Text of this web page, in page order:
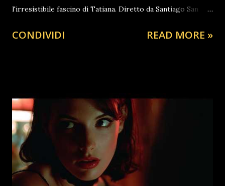
l'irresistibile fascino di Tatiana. Diretto da Santiago San
potere e del sacrificio in una narrazione che vanta un cast
internazionali di questo dramma passionale. Informazione
dal Vivo Non stop 24 ore su 24 🔔🇮🇹INTERVENTI
PUBBLICI DI ANTONIO BARBUTO PRESIDENTE OF
CIAORINO!CLUB PERUGIA | ITALIA
WWW.CIAORINO.ORG Buon Ascolto Umbria elezione
consiglio regionale 31 maggio 2015 - intervento del
CONDIVIDI READ MORE »